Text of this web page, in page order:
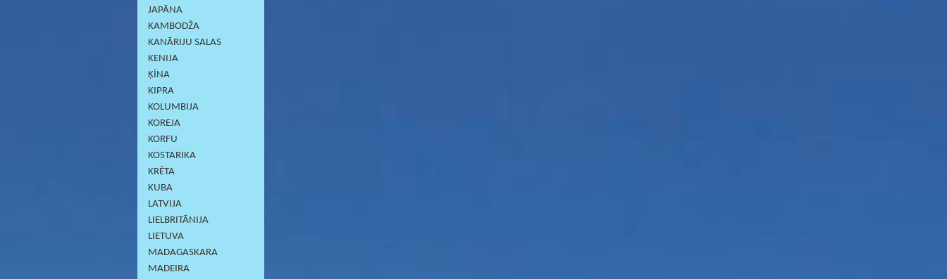
JAPĀNA
KAMBODŽA
KANĀRIJU SALAS
KENIJA
ĶĪNA
KIPRA
KOLUMBIJA
KOREJA
KORFU
KOSTARIKA
KRĒTA
KUBA
LATVIJA
LIELBRITĀNIJA
LIETUVA
MADAGASKARA
MADEIRA